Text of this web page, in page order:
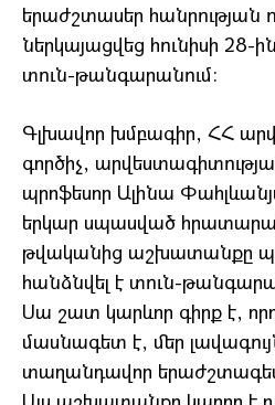
երաժշտասեր հանրության
ներկայացվեց հունիսի 28-
տուն-թանգարանում:
Գլխավոր խմբագիր, ՀՀ
գործիչ,
պրոֆեսոր Ալինա
երկար սպասված
թվականից աշխատանքը
հանձնվել է տուն-
Սա շատ կարևոր գիրք է,
մասնագետ է, մեր
տաղանդավոր